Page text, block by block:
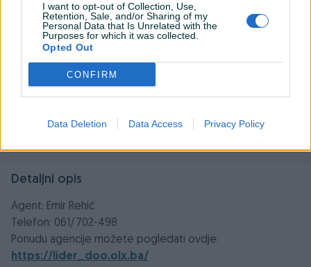
I want to opt-out of Collection, Use,
Retention, Sale, and/or Sharing of my
Personal Data that Is Unrelated with the
Purposes for which it was collected.
Opted Out
CONFIRM
Data Deletion Data Access Privacy Policy
Detaljni opis
Agent: Emir Rehić
Telefon: 061/702-498
Ponudu agencije možete pogledati ovdje:
https://lider_doo.olx.ba/